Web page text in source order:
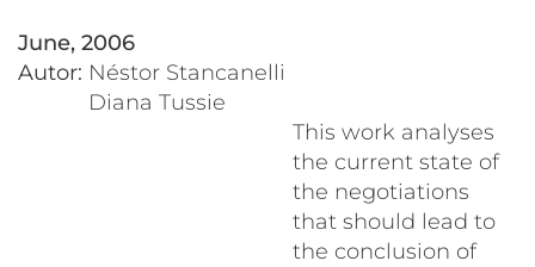
June, 2006
Autor: Néstor Stancanelli
Diana Tussie
This work analyses
the current state of
the negotiations
that should lead to
the conclusion of